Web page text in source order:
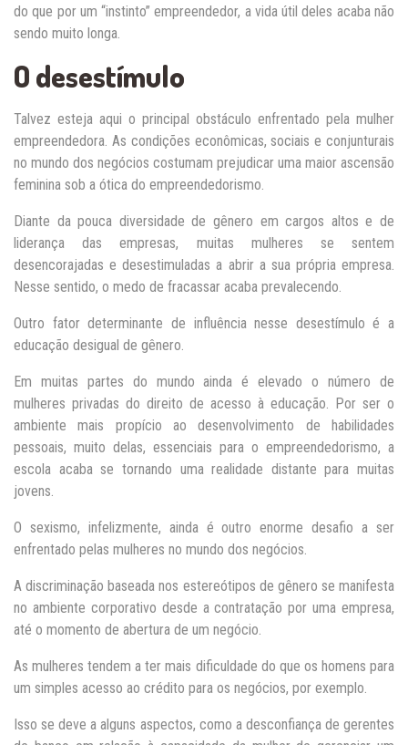
do que por um “instinto” empreendedor, a vida útil deles acaba não
sendo muito longa.
O desestímulo
Talvez esteja aqui o principal obstáculo enfrentado pela mulher
empreendedora. As condições econômicas, sociais e conjunturais
no mundo dos negócios costumam prejudicar uma maior ascensão
feminina sob a ótica do empreendedorismo.
Diante da pouca diversidade de gênero em cargos altos e de
liderança das empresas, muitas mulheres se sentem
desencorajadas e desestimuladas a abrir a sua própria empresa.
Nesse sentido, o medo de fracassar acaba prevalecendo.
Outro fator determinante de influência nesse desestímulo é a
educação desigual de gênero.
Em muitas partes do mundo ainda é elevado o número de
mulheres privadas do direito de acesso à educação. Por ser o
ambiente mais propício ao desenvolvimento de habilidades
pessoais, muito delas, essenciais para o empreendedorismo, a
escola acaba se tornando uma realidade distante para muitas
jovens.
O sexismo, infelizmente, ainda é outro enorme desafio a ser
enfrentado pelas mulheres no mundo dos negócios.
A discriminação baseada nos estereótipos de gênero se manifesta
no ambiente corporativo desde a contratação por uma empresa,
até o momento de abertura de um negócio.
As mulheres tendem a ter mais dificuldade do que os homens para
um simples acesso ao crédito para os negócios, por exemplo.
Isso se deve a alguns aspectos, como a desconfiança de gerentes